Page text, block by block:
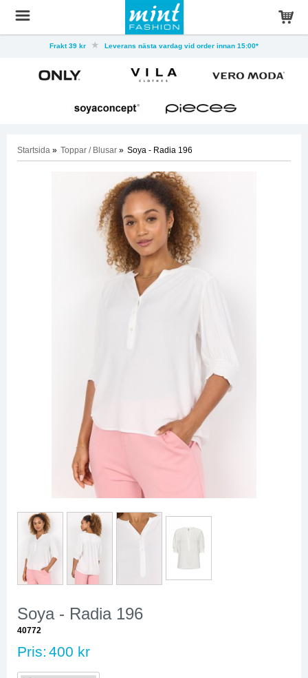
Frakt 39 kr Leverans nästa vardag vid order innan 15:00*
Startsida » Toppar / Blusar » Soya - Radia 196
Soya - Radia 196
40772
Pris: 400 kr